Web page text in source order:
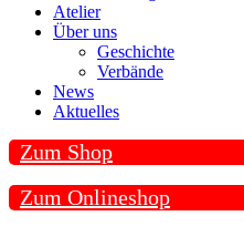
Atelier
Über uns
Geschichte
Verbände
News
Aktuelles
Zum Shop
Zum Onlineshop